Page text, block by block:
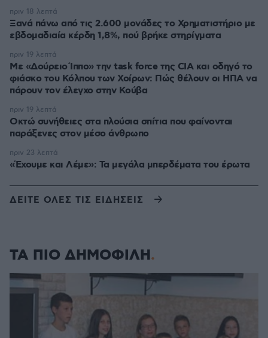
Ξανά πάνω από τις 2.600 μονάδες το Χρηματιστήριο με
εβδομαδιαία κέρδη 1,8%, πού βρήκε στηρίγματα
πριν 18 λεπτά
Με «Δούρειο Ίππο» την task force της CIA και οδηγό το
φιάσκο του Κόλπου των Χοίρων: Πώς θέλουν οι ΗΠΑ να
πάρουν τον έλεγχο στην Κούβα
πριν 19 λεπτά
Οκτώ συνήθειες στα πλούσια σπίτια που φαίνονται
παράξενες στον μέσο άνθρωπο
πριν 19 λεπτά
«Έχουμε και Λέμε»: Τα μεγάλα μπερδέματα του έρωτα
πριν 23 λεπτά
ΔΕΙΤΕ ΟΛΕΣ ΤΙΣ ΕΙΔΗΣΕΙΣ
ΤΑ ΠΙΟ ΔΗΜΟΦΙΛΗ